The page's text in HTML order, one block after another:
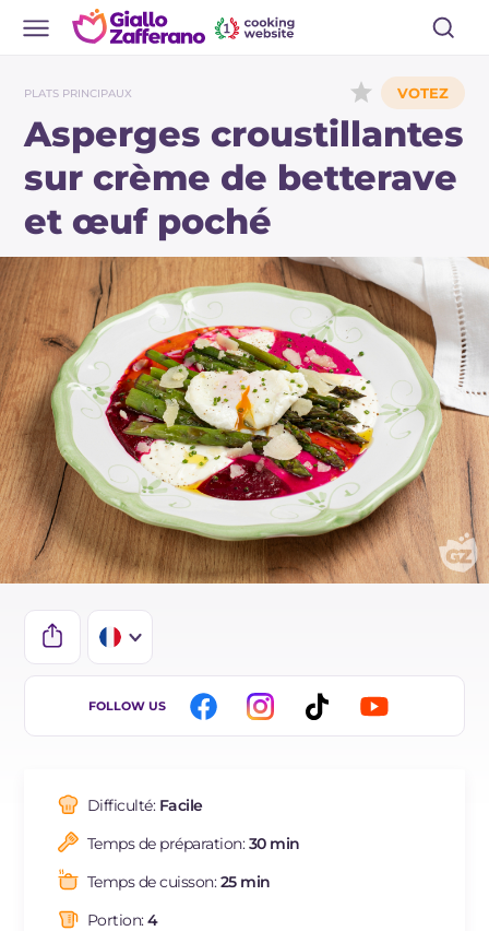
PLATS PRINCIPAUX
Asperges croustillantes
sur crème de betterave
et œuf poché
IT
ES
NL
BR
FOLLOW US
Difficulté: Facile
Temps de préparation:30 min
Temps de cuisson:25 min
Portion:4